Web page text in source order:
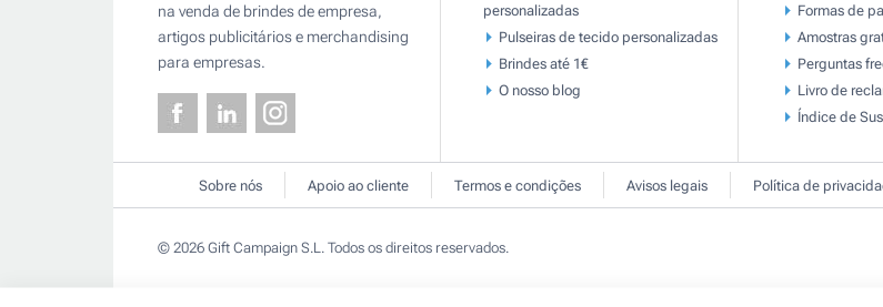
na venda de brindes de empresa,
artigos publicitários e merchandising
para empresas.
personalizadas
Pulseiras de tecido personalizadas
Brindes até 1€
O nosso blog
Formas de
Amostras
Perguntas
Livro de
Índice de
Sobre nós Apoio ao cliente Termos e condições Avisos legais Política de
© 2026 Gift Campaign S.L. Todos os direitos reservados.